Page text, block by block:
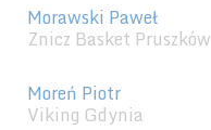
Morawski Paweł
Znicz Basket Pruszków
Moreń Piotr
Viking Gdynia